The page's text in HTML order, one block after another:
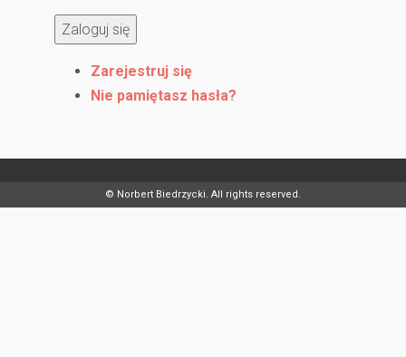
Zaloguj się
Zarejestruj się
Nie pamiętasz hasła?
© Norbert Biedrzycki. All rights reserved.